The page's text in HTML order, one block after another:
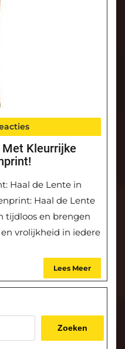
Met Kleurrijke
Haal de Lente in
Haal de Lente
tijdloos en brengen
vrolijkheid in iedere
Lees Meer
Zoeken